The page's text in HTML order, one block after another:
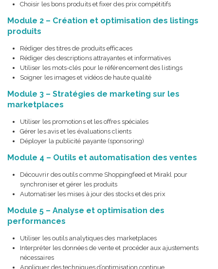
Choisir les bons produits et fixer des prix compétitifs
Module 2 – Création et optimisation des listings
produits
Rédiger des titres de produits efficaces
Rédiger des descriptions attrayantes et informatives
Utiliser les mots-clés pour le référencement des listings
Soigner les images et vidéos de haute qualité
Module 3 – Stratégies de marketing sur les
marketplaces
Utiliser les promotions et les offres spéciales
Gérer les avis et les évaluations clients
Déployer la publicité payante (sponsoring)
Module 4 – Outils et automatisation des ventes
Découvrir des outils comme Shoppingfeed et Mirakl pour
synchroniser et gérer les produits
Automatiser les mises à jour des stocks et des prix
Module 5 – Analyse et optimisation des
performances
Utiliser les outils analytiques des marketplaces
Interpréter les données de vente et procéder aux ajustements
nécessaires
Appliquer des techniques d’optimisation continue